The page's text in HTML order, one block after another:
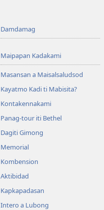
Damdamag
Maipapan Kadakami
Masansan a Maisalsaludsod
Kayatmo Kadi ti Mabisita?
Kontakennakami
Panag-tour iti Bethel
Dagiti Gimong
Memorial
Kombension
Aktibidad
Kapkapadasan
Intero a Lubong